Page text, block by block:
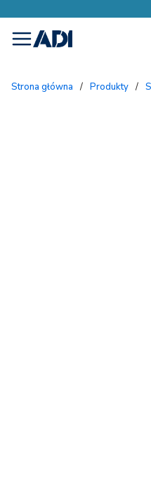
menu
Strona główna / Produkty /